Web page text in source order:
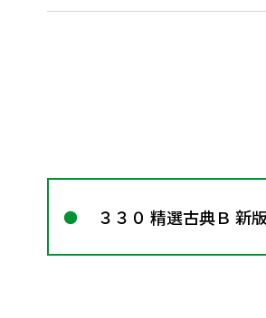
３３０ 精選古典Ｂ 新版